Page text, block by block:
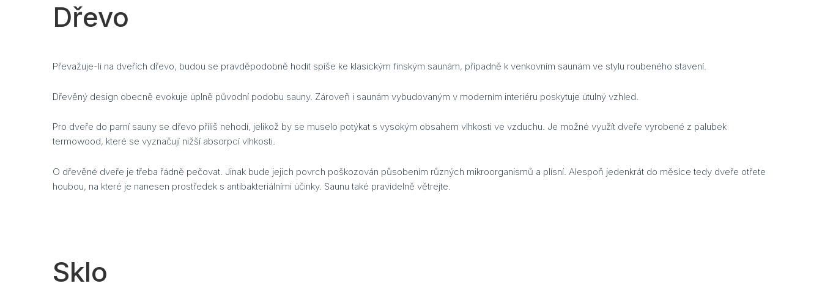
Dřevo
Převažuje-li na dveřích dřevo, budou se pravděpodobně hodit spíše ke klasickým finským saunám, případně k venkovním saunám ve stylu roubeného stavení.
Dřevěný design obecně evokuje úplně původní podobu sauny. Zároveň i saunám vybudovaným v moderním interiéru poskytuje útulný vzhled.
Pro dveře do parní sauny se dřevo příliš nehodí, jelikož by se muselo potýkat s vysokým obsahem vlhkosti ve vzduchu. Je možné využít dveře vyrobené z palubek
termowood, které se vyznačují nižší absorpcí vlhkosti.
O dřevěné dveře je třeba řádně pečovat. Jinak bude jejich povrch poškozován působením různých mikroorganismů a plísní. Alespoň jedenkrát do měsíce tedy dveře otřete
houbou, na které je nanesen prostředek s antibakteriálními účinky. Saunu také pravidelně větrejte.
Sklo